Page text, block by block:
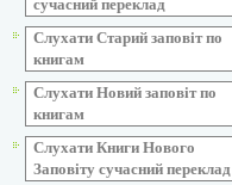
сучасний переклад
Слухати Старий заповіт по
книгам
Слухати Новий заповіт по
книгам
Слухати Книги Нового
Заповіту сучасний переклад